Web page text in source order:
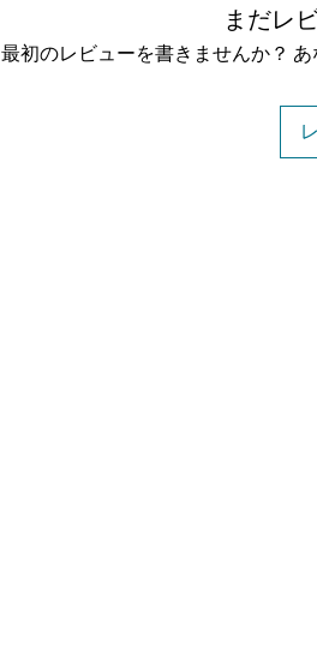
まだレ
最初のレビューを書きませんか？